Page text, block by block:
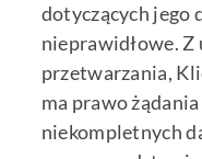
dotyczących jego
nieprawidłowe.
przetwarzania,
ma prawo
niekompletnych